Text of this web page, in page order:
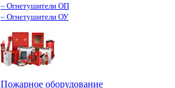
– Огнетушители ОП
– Огнетушители ОУ
Пожарное оборудование